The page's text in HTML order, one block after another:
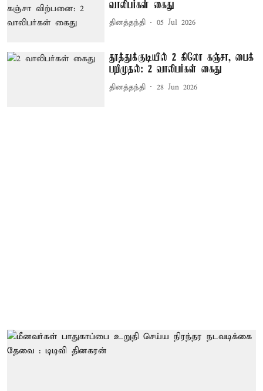
வாலிபர்கள் கைது
தினத்தந்தி 05 Jul 2026
தூத்துக்குடியில் 2 கிலோ கஞ்சா, பைக்
பறிமுதல்: 2 வாலிபர்கள் கைது
தினத்தந்தி 28 Jun 2026